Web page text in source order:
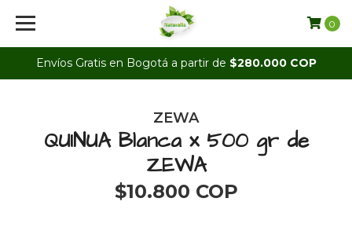
Envíos Gratis en Bogotá a partir de $280.000 COP
0
ZEWA
QUINUA Blanca x 500 gr de
ZEWA
$10.800 COP